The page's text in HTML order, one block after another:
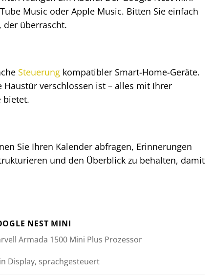
Music oder Apple Music. Bitten Sie einfach
der überrascht.
Steuerung kompatibler Smart-Home-Geräte.
verschlossen ist – alles mit Ihrer
bietet.
Sie Ihren Kalender abfragen, Erinnerungen
und den Überblick zu behalten, damit
NEST MINI
Armada 1500 Mini Plus Prozessor
Display, sprachgesteuert